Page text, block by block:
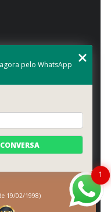
19/02/1998)
1
pelo WhatsApp